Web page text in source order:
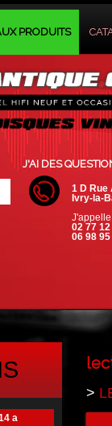
PRODUITS
J'AI DES
1 D Rue
Ivry-la-
02 77
06 98
a
>